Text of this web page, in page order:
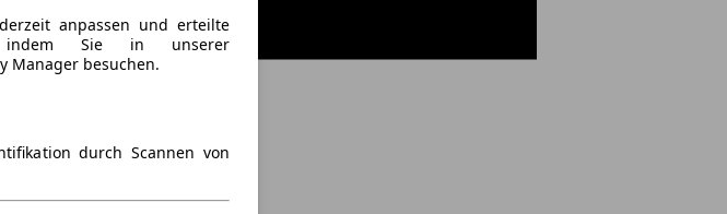
anpassen und erteilte
indem Sie in unserer
Manager besuchen.
durch Scannen von